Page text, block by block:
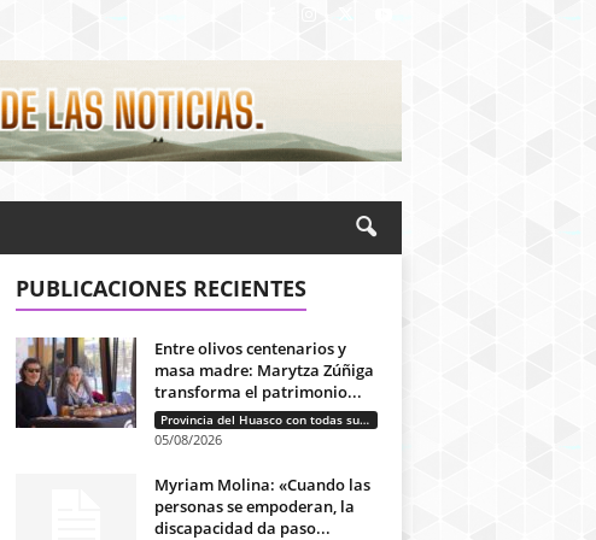
PUBLICACIONES RECIENTES
Entre olivos centenarios y
masa madre: Marytza Zúñiga
transforma el patrimonio...
Provincia del Huasco con todas sus letras: Historias que unen cultura, diversidad e identidad
05/08/2026
Myriam Molina: «Cuando las
personas se empoderan, la
discapacidad da paso...